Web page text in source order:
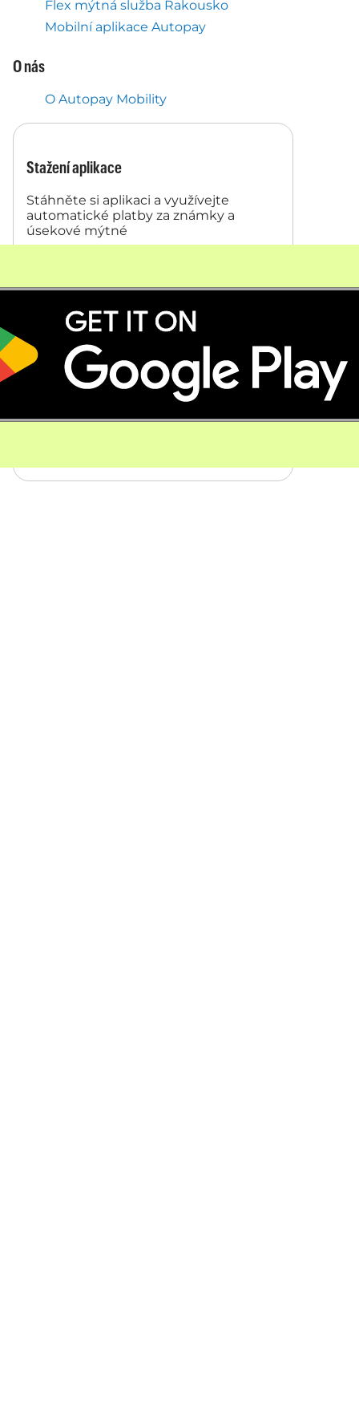
Flex mýtná služba Rakousko
Mobilní aplikace Autopay
O nás
O Autopay Mobility
Stažení aplikace
Stáhněte si aplikaci a využívejte
automatické platby za známky a
úsekové mýtné